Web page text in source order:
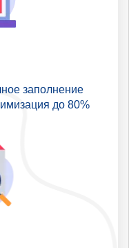
заполнение
до 80%